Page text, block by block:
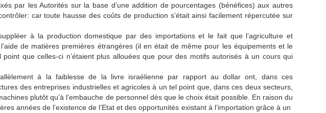
par les Autorités sur la base d’une addition de pourcentages (bénéfices) aux autres
car toute hausse des coûts de production s’était ainsi facilement répercutée sur
à la production domestique par des importations et le fait que l’agriculture et
de matières premières étrangères (il en était de même pour les équipements et le
que celles-ci n’étaient plus allouées que pour des motifs autorisés à un cours qui
à la faiblesse de la livre israélienne par rapport au dollar ont, dans ces
des entreprises industrielles et agricoles à un tel point que, dans ces deux secteurs,
plutôt qu’à l’embauche de personnel dès que le choix était possible. En raison du
années de l’existence de l’Etat et des opportunités existant à l’importation grâce à un